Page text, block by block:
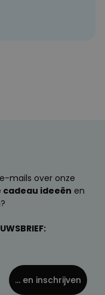
mails over onze
ideeën en
... en inschrijven